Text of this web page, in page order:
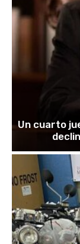
Un cuarto